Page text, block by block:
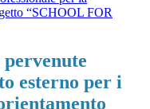
“SCHOOL FOR
pervenute
esterno per i